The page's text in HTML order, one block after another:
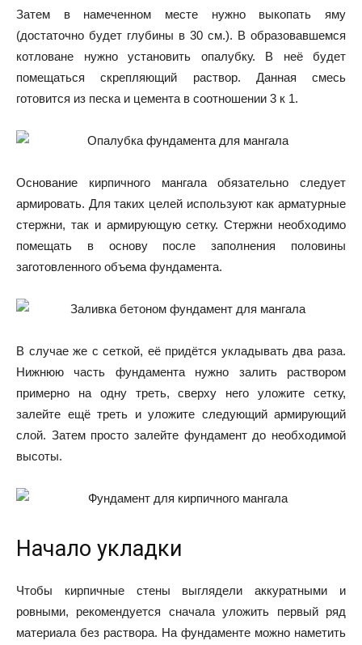
Затем в намеченном месте нужно выкопать яму
(достаточно будет глубины в 30 см.). В образовавшемся
котловане нужно установить опалубку. В неё будет
помещаться скрепляющий раствор. Данная смесь
готовится из песка и цемента в соотношении 3 к 1.
Основание кирпичного мангала обязательно следует
армировать. Для таких целей используют как арматурные
стержни, так и армирующую сетку. Стержни необходимо
помещать в основу после заполнения половины
заготовленного объема фундамента.
В случае же с сеткой, её придётся укладывать два раза.
Нижнюю часть фундамента нужно залить раствором
примерно на одну треть, сверху него уложите сетку,
залейте ещё треть и уложите следующий армирующий
слой. Затем просто залейте фундамент до необходимой
высоты.
Начало укладки
Чтобы кирпичные стены выглядели аккуратными и
ровными, рекомендуется сначала уложить первый ряд
материала без раствора. На фундаменте можно наметить